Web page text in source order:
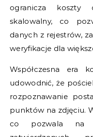
ogranicza koszty
skalowalny, co
danych z rejestrów,
weryfikacje dla
Współczesna era
udowodnić, że
rozpoznawanie
punktów na zdjęciu.
co pozwala na